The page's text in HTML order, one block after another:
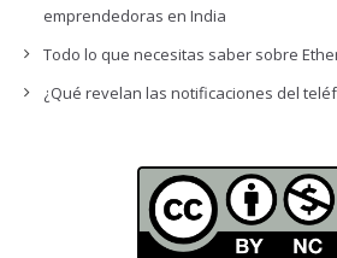
emprendedoras en India
Todo lo que necesitas saber sobre
¿Qué revelan las notificaciones del